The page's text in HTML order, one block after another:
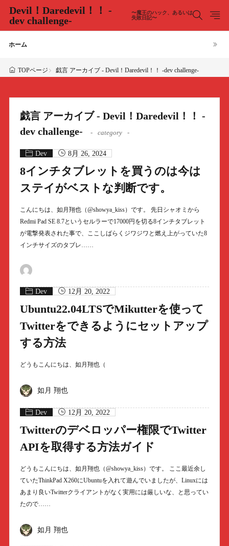
Devil！Daredevil！！ -
dev challenge-
〜魔王のハック、あるいは
失敗日記〜
ホーム
TOPページ 戯言 アーカイブ - Devil！Daredevil！！ -dev challenge-
戯言 アーカイブ - Devil！Daredevil！！ -
dev challenge-
category
Dev 8月 26, 2024
8インチタブレットを買うのは今は
ステイがベストな判断です。
こんにちは、如月翔也（@showya_kiss）です。 先日シャオミから
Redmi Pad SE 8.7というセルラーで17000円を切る8インチタブレット
が電撃発表された事で、ここしばらくジワジワと燃え上がっていた8
インチサイズのタブレ……
Dev 12月 20, 2022
Ubuntu22.04LTSでMikutterを使って
Twitterをできるようにセットアップ
する方法
どうもこんにちは、如月翔也（
如月 翔也
Dev 12月 20, 2022
Twitterのデベロッパー権限でTwitter
APIを取得する方法ガイド
どうもこんにちは、如月翔也（@showya_kiss）です。 ここ最近余し
ていたThinkPad X260にUbuntuを入れて遊んでいましたが、Linuxには
あまり良いTwitterクライアントがなく実用には厳しいな、と思ってい
たので……
如月 翔也